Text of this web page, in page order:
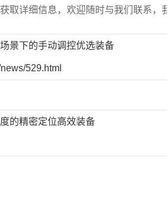
取详细信息，欢迎随时与我们联系，
景下的手动调控优选装备
529.html
的精密定位高效装备